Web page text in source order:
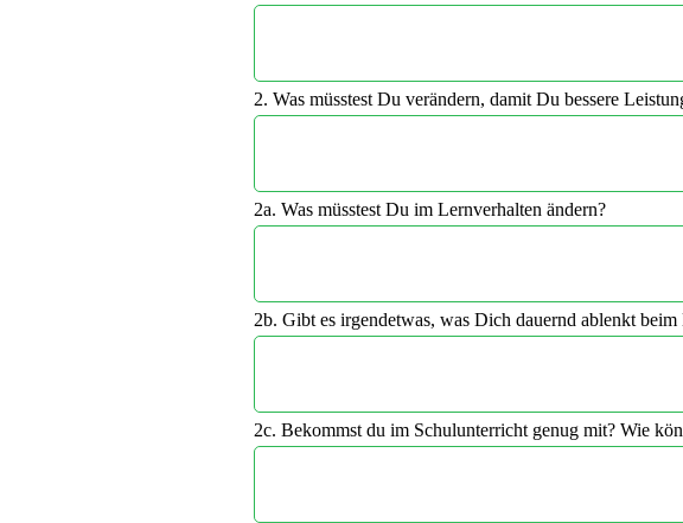
2. Was müsstest Du verändern, damit Du bessere
2a. Was müsstest Du im Lernverhalten ändern?
2b. Gibt es irgendetwas, was Dich dauernd ablenkt
2c. Bekommst du im Schulunterricht genug mit? Wie